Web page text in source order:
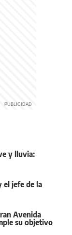
y lluvia:
el jefe de la
Avenida
su objetivo